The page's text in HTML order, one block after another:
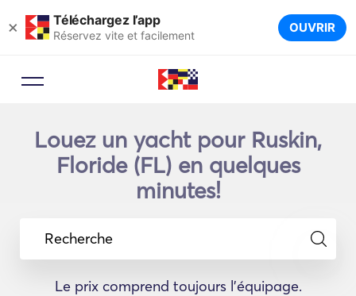
× Téléchargez l’app
Réservez vite et facilement OUVRIR
Louez un yacht pour Ruskin,
Floride (FL) en quelques
minutes!
Recherche
Le prix comprend toujours l'équipage.